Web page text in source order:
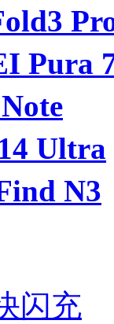
Pura
Ultra
N3
闪充